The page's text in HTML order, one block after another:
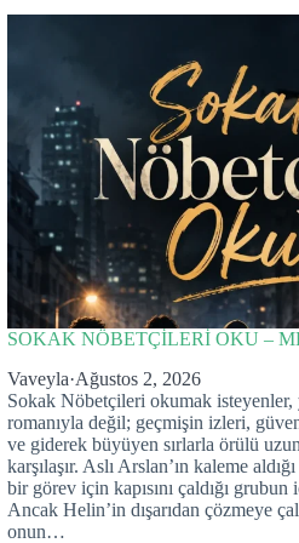
SOKAK NÖBETÇİLERİ OKU –
Vaveyla·Ağustos 2, 2026
Sokak Nöbetçileri okumak
romanıyla değil; geçmişin izleri,
ve giderek büyüyen sırlarla örülü
karşılaşır. Aslı Arslan’ın kaleme
bir görev için kapısını çaldığı grubun
Ancak Helin’in dışarıdan çözmeye
onun…